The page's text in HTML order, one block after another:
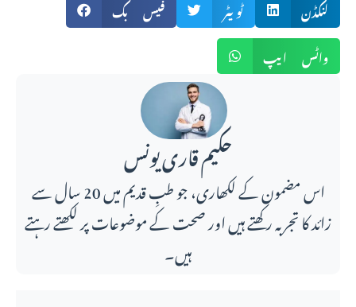
فیس بک ٹویٹر
لنکڈن
واٹس ایپ
حکیم قاری یونس
اس مضمون کے لکھاری، جو طبِ قدیم میں 20 سال سے
زائد کا تجربہ رکھتے ہیں اور صحت کے موضوعات پر لکھتے رہتے
ہیں۔